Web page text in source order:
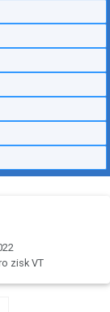
zisk VT